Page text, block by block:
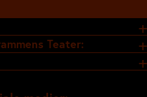
Teater: